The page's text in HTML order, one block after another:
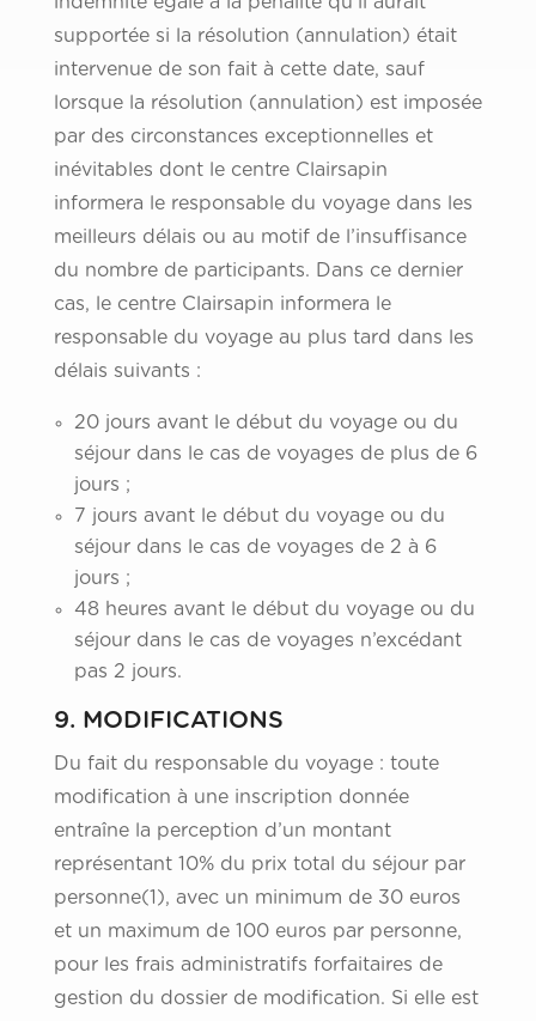
supportée si la résolution (annulation) était
intervenue de son fait à cette date, sauf
lorsque la résolution (annulation) est imposée
par des circonstances exceptionnelles et
inévitables dont le centre Clairsapin
informera le responsable du voyage dans les
meilleurs délais ou au motif de l’insuffisance
du nombre de participants. Dans ce dernier
cas, le centre Clairsapin informera le
responsable du voyage au plus tard dans les
délais suivants :
20 jours avant le début du voyage ou du
séjour dans le cas de voyages de plus de 6
jours ;
7 jours avant le début du voyage ou du
séjour dans le cas de voyages de 2 à 6
jours ;
48 heures avant le début du voyage ou du
séjour dans le cas de voyages n’excédant
pas 2 jours.
9. MODIFICATIONS
Du fait du responsable du voyage : toute
modification à une inscription donnée
entraîne la perception d’un montant
représentant 10% du prix total du séjour par
personne(1), avec un minimum de 30 euros
et un maximum de 100 euros par personne,
pour les frais administratifs forfaitaires de
gestion du dossier de modification. Si elle est